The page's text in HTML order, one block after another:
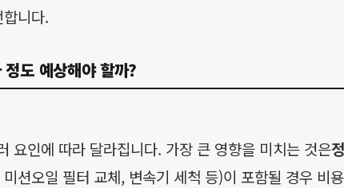
니다.
도 예상해야 할까?
인에 따라 달라집니다. 가장 큰 영향을 미치는 것은
미션오일 필터 교체, 변속기 세척 등)이 포함될 경우 비